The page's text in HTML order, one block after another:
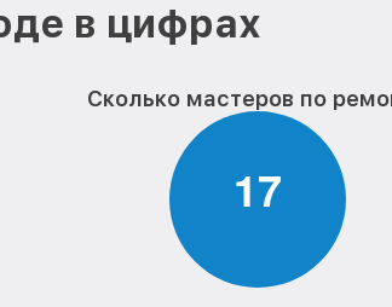
в цифрах
Сколько мастеров по
17